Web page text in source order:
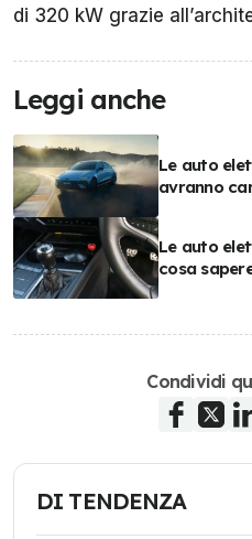
di 320 kW grazie
Leggi anche
Le auto
avranno
Le auto
cosa
Condividi
DI TENDENZA